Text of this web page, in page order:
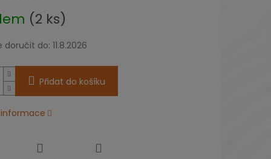
(2 ks)
doručit do: 11.8.2026
Přidat do košíku